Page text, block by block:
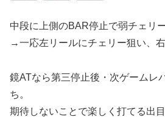
中段に上側のBAR停止で弱チェリー
→一応左リールにチェリー狙い、
鏡ATなら第三停止後・次ゲームレ
ち。
期待しないことで楽しく打てる出目